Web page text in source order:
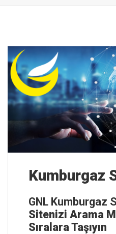
Kumburgaz
GNL Kumburgaz
Sitenizi Arama
Sıralara Taşıyın